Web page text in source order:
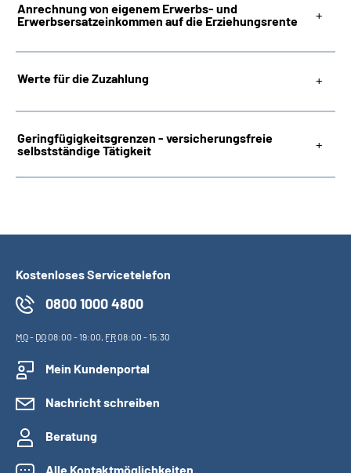
Anrechnung von eigenem Erwerbs- und
Erwerbsersatzeinkommen auf die Erziehungsrente
Werte für die Zuzahlung
Geringfügigkeitsgrenzen - versicherungsfreie
selbstständige Tätigkeit
Kostenloses Servicetelefon
0800 1000 4800
MO- DO08:00 - 19:00, FR08:00 - 15:30
Mein Kundenportal
Nachricht schreiben
Beratung
Alle Kontaktmöglichkeiten